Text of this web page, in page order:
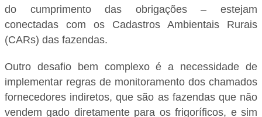
do cumprimento das obrigações – estejam
conectadas com os Cadastros Ambientais Rurais
(CARs) das fazendas.
Outro desafio bem complexo é a necessidade de
implementar regras de monitoramento dos chamados
fornecedores indiretos, que são as fazendas que não
vendem gado diretamente para os frigoríficos, e sim